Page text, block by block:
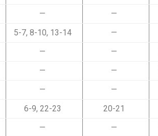
— —
5-7, 8-10, 13-14 —
— —
— —
— —
6-9, 22-23 20-21
— —